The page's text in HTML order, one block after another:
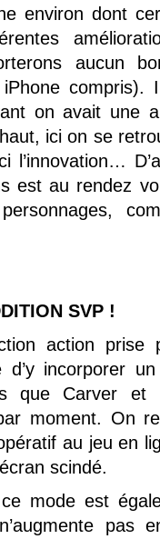
environ dont
aucun
on avait une
ici on se
l’innovation…
est au rendez
SVP !
action
d’y incorporer
que Carver
moment. On
au jeu en
scindé.
mode est
pas